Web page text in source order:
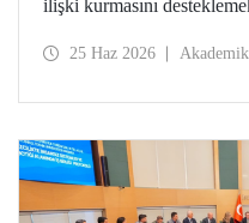
ilişki kurmasını
Erasmus+ Projesinin
25 Haz 2026 Akademik